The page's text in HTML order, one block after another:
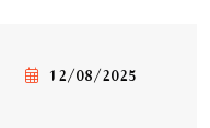
12/08/2025